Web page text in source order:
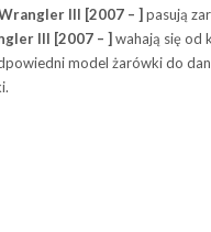
III [2007 – ] pasują
III [2007 – ] wahają się od
model żarówki do